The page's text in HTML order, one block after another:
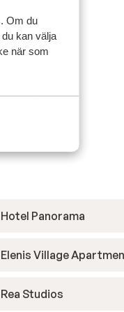
Om du
kan välja
när som
Hotel Panorama
Elenis Village
Rea Studios